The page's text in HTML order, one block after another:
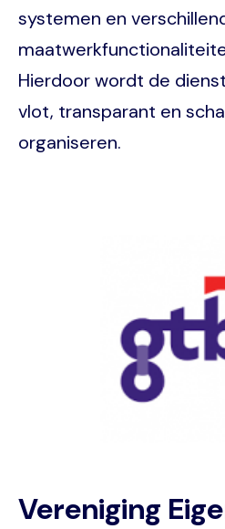
systemen en
Hierdoor wordt de
vlot, transparant en
organiseren.
Vereniging